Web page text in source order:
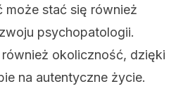
może stać się również
psychopatologii.
okoliczność, dzięki
na autentyczne życie.